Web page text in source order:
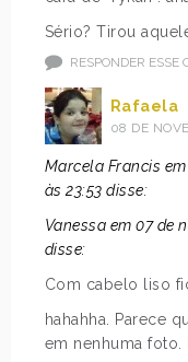
Sério? Tirou
RESPONDER ESSE
Rafaela
08 DE
Marcela Francis
às 23:53 disse:
Vanessa em 07 de
disse:
Com cabelo liso
hahahha. Parece
em nenhuma foto.